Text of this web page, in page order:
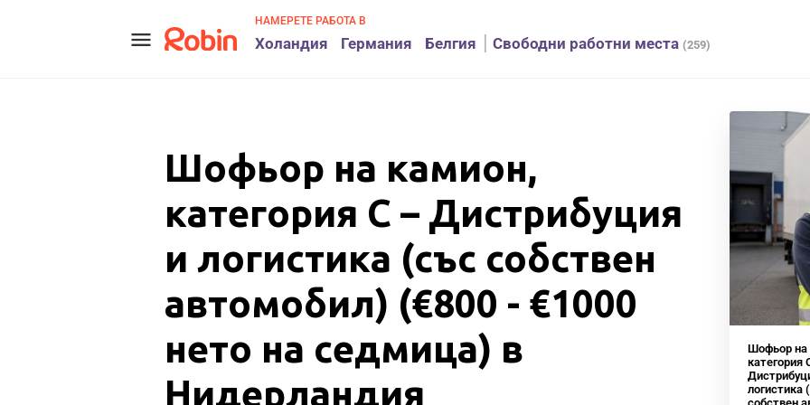
menu
НАМЕРЕТЕ РАБОТА В
Холандия Германия Белгия Cвободни работни места (259)
Шофьор на камион,
категория С – Дистрибуция
и логистика (със собствен
автомобил) (€800 - €1000
нето на седмица) в
Нидерландия
Шофьор на
категория
логистика